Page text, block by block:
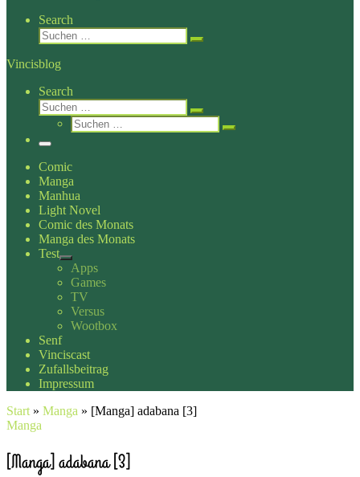
Search
Suche
Suchen …
Vincisblog
Search
Suche
Suchen …
Suche
Suchen …
Menü
Comic
Manga
Manhua
Light Novel
Comic des Monats
Manga des Monats
Test
Apps
Games
TV
Versus
Wootbox
Senf
Vinciscast
Zufallsbeitrag
Impressum
Start » Manga » [Manga] adabana [3]
Manga
[Manga] adabana [3]